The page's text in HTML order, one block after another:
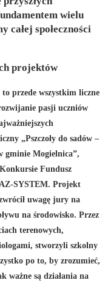
wielu
całej społeczności
projektów
przede wszystkim liczne
pasji uczniów
„Pszczoły do sadów –
gminie Mogielnica”,
Fundusz
SYSTEM. Projekt
uwagę jury na
na środowisko. Przez
terenowych,
stworzyli szkolny
po to, by zrozumieć,
ważne są działania na